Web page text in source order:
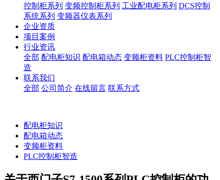
控制柜系列 变频控制柜系列 工业配电柜系列 DCS控制
系统系列 变频器仪表系列
企业资质
项目案例
行业资讯
全部 配电柜知识 配电箱动态 变频柜资料 PLC控制柜智
造
联系我们
全部 公司简介 在线留言 联系方式
配电柜知识
配电箱动态
变频柜资料
PLC控制柜智造